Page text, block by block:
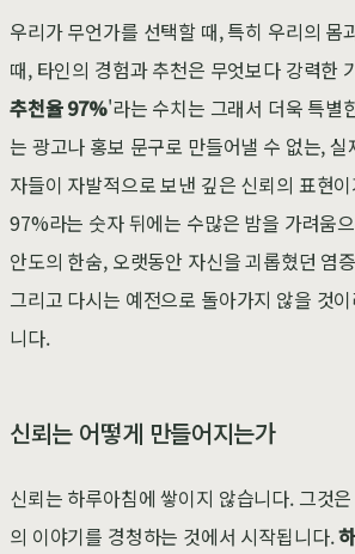
우리가 무언가를 선택할 때, 특히 우리의 몸
때, 타인의 경험과 추천은 무엇보다 강력한
추천율 97%'라는 수치는 그래서 더욱 특별
는 광고나 홍보 문구로 만들어낼 수 없는,
자들이 자발적으로 보낸 깊은 신뢰의 표현
97%라는 숫자 뒤에는 수많은 밤을 가려움
안도의 한숨, 오랫동안 자신을 괴롭혔던 염
그리고 다시는 예전으로 돌아가지 않을 것
니다.
신뢰는 어떻게 만들어지는가
신뢰는 하루아침에 쌓이지 않습니다. 그것
의 이야기를 경청하는 것에서 시작됩니다.